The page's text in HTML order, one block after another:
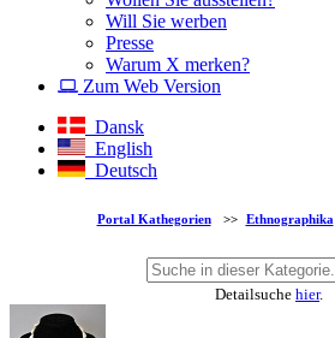
Will Sie werben
Presse
Warum X merken?
Zum Web Version
Dansk
English
Deutsch
Portal Kathegorien >> Ethnographika
Detailsuche hier.